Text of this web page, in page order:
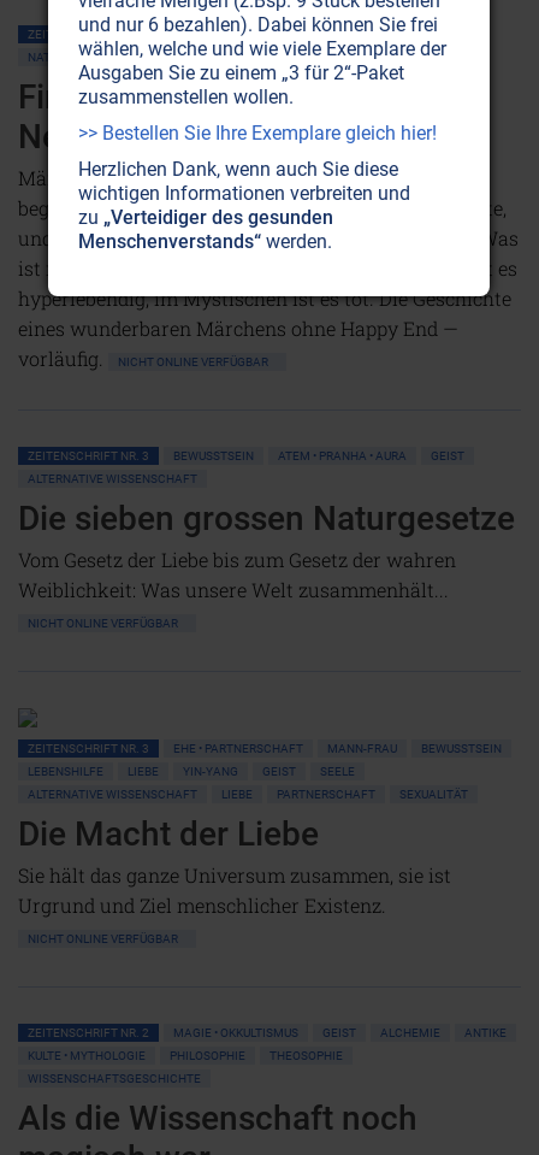
ZEITENSCHRIFT NR. 3 GEIST ENGEL
KOMMUNIKATION MIT DER NATUR
NATURGEISTER
LANDWIRTSCHAFT PFLANZEN • WALD
Findhorn: Vom Naturgarten zur
New Age Company
Märchen beginnen mit „Es war einmal... Findhorn
begann als wahres ,Fairy-Tale ' — als Feen-Geschichte,
und endet mit einer Vertreibung aus dem Paradies. Was
ist mit Findhorn geschehen? Im physischen Sinne ist es
hyperlebendig, im Mystischen ist es tot. Die Geschichte
eines wunderbaren Märchens ohne Happy End —
vorläufig.
NICHT ONLINE VERFÜGBAR
ZEITENSCHRIFT NR. 3 BEWUSSTSEIN ATEM • PRANHA • AURA
GEIST
ALTERNATIVE WISSENSCHAFT
Die sieben grossen Naturgesetze
Vom Gesetz der Liebe bis zum Gesetz der wahren
Weiblichkeit: Was unsere Welt zusammenhält...
NICHT ONLINE VERFÜGBAR
ZEITENSCHRIFT NR. 3 EHE • PARTNERSCHAFT MANN-FRAU
BEWUSSTSEIN
LEBENSHILFE
LIEBE YIN-YANG GEIST
SEELE
ALTERNATIVE WISSENSCHAFT
LIEBE PARTNERSCHAFT SEXUALITÄT
Die Macht der Liebe
Sie hält das ganze Universum zusammen, sie ist
Urgrund und Ziel menschlicher Existenz.
NICHT ONLINE VERFÜGBAR
ZEITENSCHRIFT NR. 2 MAGIE • OKKULTISMUS GEIST ALCHEMIE
ANTIKE
KULTE • MYTHOLOGIE
PHILOSOPHIE
THEOSOPHIE
WISSENSCHAFTSGESCHICHTE
Als die Wissenschaft noch
und nur 6 bezahlen). Dabei können Sie frei
wählen, welche und wie viele Exemplare der
Ausgaben Sie zu einem „3 für 2“-Paket
zusammenstellen wollen.
>> Bestellen Sie Ihre Exemplare gleich hier!
Herzlichen Dank, wenn auch Sie diese
wichtigen Informationen verbreiten und
zu „Verteidiger des gesunden
Menschenverstands“ werden.